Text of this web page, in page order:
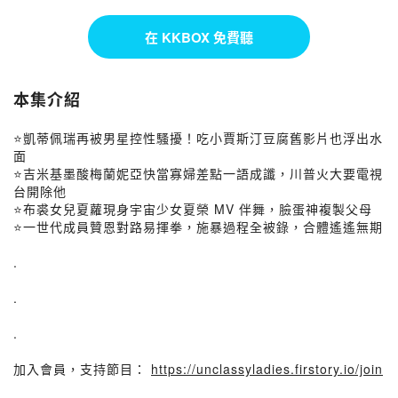
在 KKBOX 免費聽
本集介紹
⭐凱蒂佩瑞再被男星控性騷擾！吃小賈斯汀豆腐舊影片也浮出水
面
⭐吉米基墨酸梅蘭妮亞快當寡婦差點一語成讖，川普火大要電視
台開除他
⭐布裘女兒夏蘿現身宇宙少女夏榮 MV 伴舞，臉蛋神複製父母
⭐一世代成員贊恩對路易揮拳，施暴過程全被錄，合體遙遙無期
.
.
.
加入會員，支持節目： https://unclassyladies.firstory.io/join